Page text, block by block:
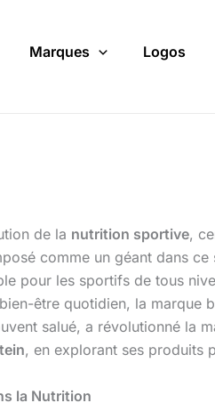
Marques Logos
de la nutrition sportive,
comme un géant dans
pour les sportifs de tous
être quotidien, la
salué, a révolutionné la
, en explorant ses produits
la Nutrition